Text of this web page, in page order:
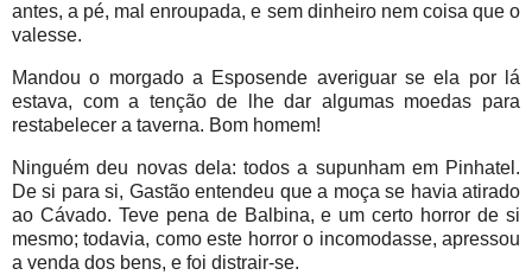
antes, a pé, mal enroupada, e sem dinheiro nem coisa que o
valesse.
Mandou o morgado a Esposende averiguar se ela por lá
estava, com a tenção de lhe dar algumas moedas para
restabelecer a taverna. Bom homem!
Ninguém deu novas dela: todos a supunham em Pinhatel.
De si para si, Gastão entendeu que a moça se havia atirado
ao Cávado. Teve pena de Balbina, e um certo horror de si
mesmo; todavia, como este horror o incomodasse, apressou
a venda dos bens, e foi distrair-se.